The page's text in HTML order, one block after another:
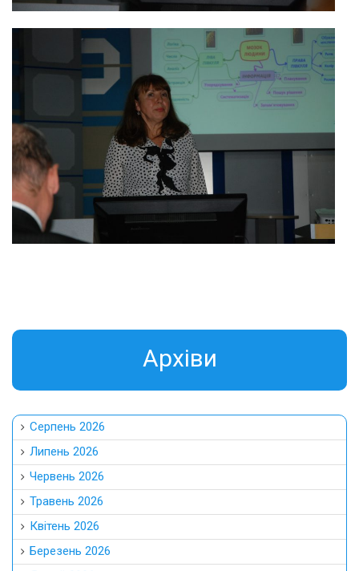
Aрхіви
Серпень 2026
Липень 2026
Червень 2026
Травень 2026
Квітень 2026
Березень 2026